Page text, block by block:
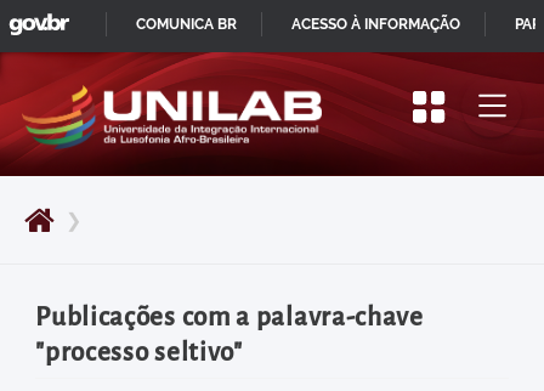
Pular
para
início
do
principal
Acessar
diretamente
❯
Publicações com a palavra-chave
"processo seltivo"
IR
PARA
CONTEÚDO
GOVBR
COMUNICA BR ACESSO À INFORMAÇÃO